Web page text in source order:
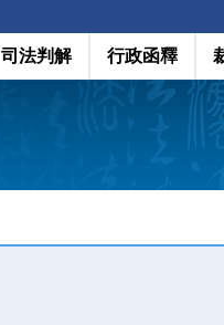
司法判解 行政函釋